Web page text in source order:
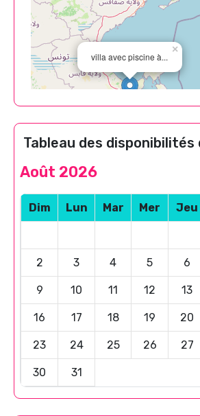
villa avec piscine à...
×
Tableau des disponibilités
Août 2026
Dim Lun Mar Mer Jeu
2 3 4 5 6
9 10 11 12 13
16 17 18 19 20
23 24 25 26 27
30 31